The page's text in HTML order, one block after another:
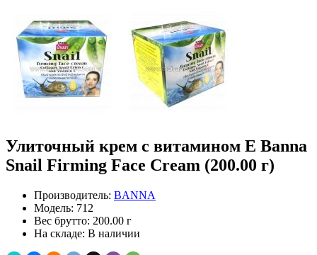
Улиточный крем с витамином Е Banna
Snail Firming Face Cream (200.00 г)
Производитель: BANNA
Модель: 712
Вес брутто: 200.00 г
На складе: В наличии